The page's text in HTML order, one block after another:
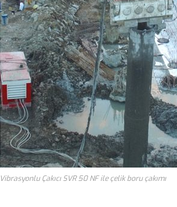
Vibrasyonlu Çakıcı SVR 50 NF ile çelik boru çakımı